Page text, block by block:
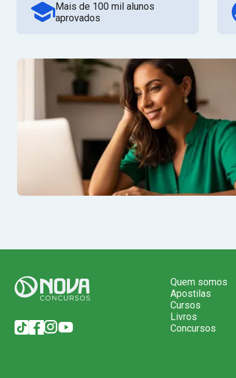
Mais de 100 mil alunos
aprovados
Quem somos
Apostilas
Cursos
Livros
Concursos